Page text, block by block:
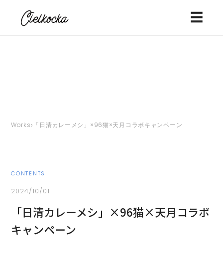
☰
Works› 「日清カレーメシ」×96猫×天月コラボキャンペーン
CONTENTS
2024/10/01
「日清カレーメシ」×96猫×天月コラボ
キャンペーン